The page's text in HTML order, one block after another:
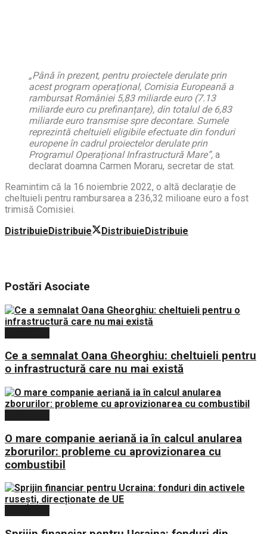
„Până în prezent, pentru proiectele derulate prin
acest program operațional, Comisia Europeană a
rambursat României 5,83 miliarde euro (7.13
miliarde euro cu prefinanțare), din totalul de 6,83
miliarde euro transmise spre decontare. Sumele
reprezintă cheltuieli eligibile efectuate din fonduri
europene în cadrul proiectelor derulate prin
Programul Operațional Infrastructură Mare”, a
declarat doamna Carmen Moraru, secretar de stat.
Reamintim că la 16 noiembrie 2022, o altă declarație de
cheltuieli pentru rambursarea a 236,32 milioane euro a fost
trimisă Comisiei.
DistribuieDistribuie DistribuieDistribuie
PostăriAsociate
Ce a semnalat Oana Gheorghiu: cheltuieli pentru
o infrastructură care nu mai există
O mare companie aeriană ia în calcul anularea
zborurilor: probleme cu aprovizionarea cu
combustibil